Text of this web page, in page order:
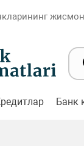
Банк